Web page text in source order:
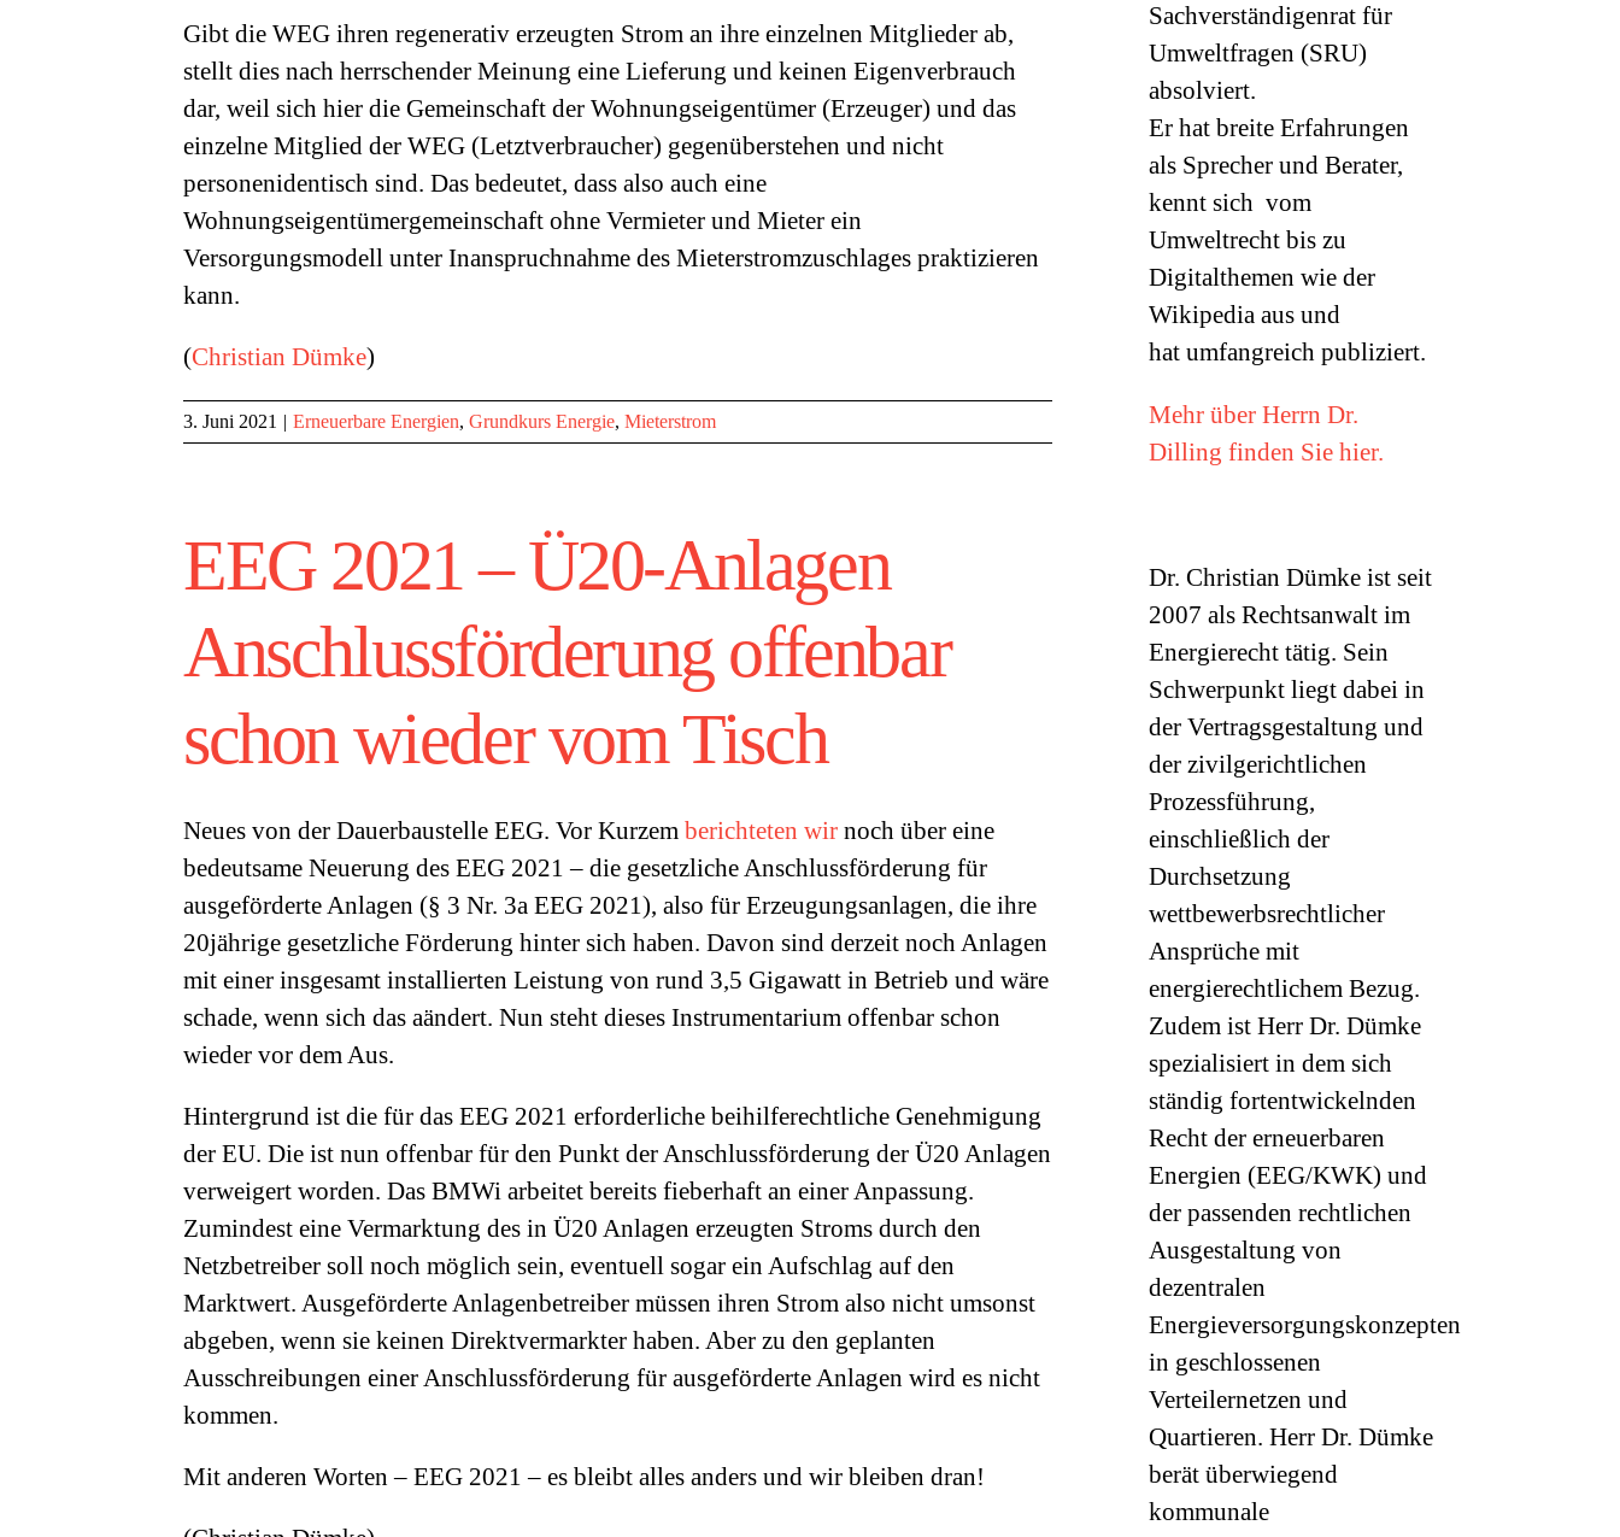
Gibt die WEG ihren regenerativ erzeugten Strom an ihre einzelnen Mitglieder ab,
stellt dies nach herrschender Meinung eine Lieferung und keinen Eigenverbrauch
dar, weil sich hier die Gemeinschaft der Wohnungseigentümer (Erzeuger) und das
einzelne Mitglied der WEG (Letztverbraucher) gegenüberstehen und nicht
personenidentisch sind. Das bedeutet, dass also auch eine
Wohnungseigentümergemeinschaft ohne Vermieter und Mieter ein
Versorgungsmodell unter Inanspruchnahme des Mieterstromzuschlages praktizieren
kann.
(Christian Dümke)
3. Juni 2021 | Erneuerbare Energien, Grundkurs Energie, Mieterstrom
EEG 2021 – Ü20-Anlagen
Anschlussförderung offenbar
schon wieder vom Tisch
Neues von der Dauerbaustelle EEG. Vor Kurzem berichteten wir noch über eine
bedeutsame Neuerung des EEG 2021 – die gesetzliche Anschlussförderung für
ausgeförderte Anlagen (§ 3 Nr. 3a EEG 2021), also für Erzeugungsanlagen, die ihre
20jährige gesetzliche Förderung hinter sich haben. Davon sind derzeit noch Anlagen
mit einer insgesamt installierten Leistung von rund 3,5 Gigawatt in Betrieb und wäre
schade, wenn sich das aändert. Nun steht dieses Instrumentarium offenbar schon
wieder vor dem Aus.
Hintergrund ist die für das EEG 2021 erforderliche beihilferechtliche Genehmigung
der EU. Die ist nun offenbar für den Punkt der Anschlussförderung der Ü20 Anlagen
verweigert worden. Das BMWi arbeitet bereits fieberhaft an einer Anpassung.
Zumindest eine Vermarktung des in Ü20 Anlagen erzeugten Stroms durch den
Netzbetreiber soll noch möglich sein, eventuell sogar ein Aufschlag auf den
Marktwert. Ausgeförderte Anlagenbetreiber müssen ihren Strom also nicht umsonst
abgeben, wenn sie keinen Direktvermarkter haben. Aber zu den geplanten
Ausschreibungen einer Anschlussförderung für ausgeförderte Anlagen wird es nicht
kommen.
Mit anderen Worten – EEG 2021 – es bleibt alles anders und wir bleiben dran!
Sachverständigenrat für
Umweltfragen (SRU)
absolviert.
Er hat breite Erfahrungen
als Sprecher und Berater,
kennt sich vom
Umweltrecht bis zu
Digitalthemen wie der
Wikipedia aus und
hat umfangreich publiziert.
Mehr über Herrn Dr.
Dilling finden Sie hier.
Dr. Christian Dümke ist seit
2007 als Rechtsanwalt im
Energierecht tätig. Sein
Schwerpunkt liegt dabei in
der Vertragsgestaltung und
der zivilgerichtlichen
Prozessführung,
einschließlich der
Durchsetzung
wettbewerbsrechtlicher
Ansprüche mit
energierechtlichem Bezug.
Zudem ist Herr Dr. Dümke
spezialisiert in dem sich
ständig fortentwickelnden
Recht der erneuerbaren
Energien (EEG/KWK) und
der passenden rechtlichen
Ausgestaltung von
dezentralen
Energieversorgungskonzepten
in geschlossenen
Verteilernetzen und
Quartieren. Herr Dr. Dümke
berät überwiegend
kommunale